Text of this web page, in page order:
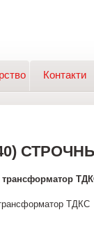
Контакти
трансформатор
ТДКС